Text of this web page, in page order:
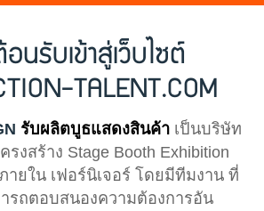
นรับเข้าสู่เว็บไซต์
TALENT.COM
รับผลิตบูธแสดงสินค้า เป็นบริษัท
งสร้าง Stage Booth Exhibition
ายใน เฟอร์นิเจอร์ โดยมีทีมงาน ที่
รถตอบสนองความต้องการอัน